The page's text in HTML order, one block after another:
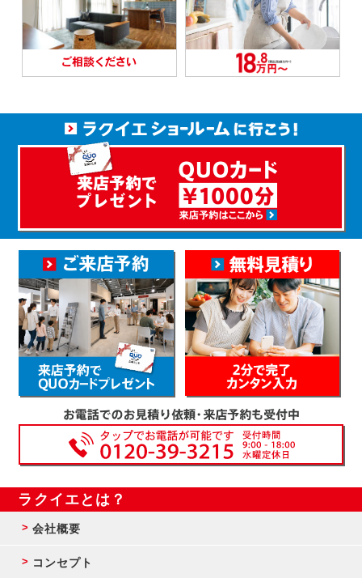
ラクイエとは？
会社概要
コンセプト